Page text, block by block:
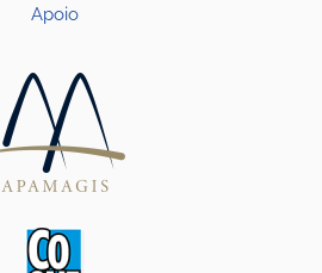
Apoio